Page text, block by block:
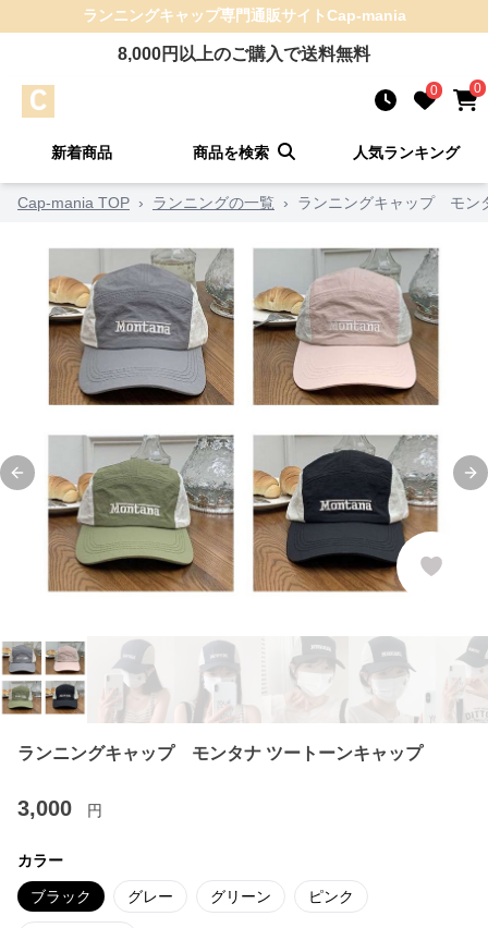
ランニングキャップ専門通販サイトCap-mania
8,000円以上のご購入で送料無料
0 0
新着商品 商品を検索 人気ランキング
Cap-mania TOP › ランニングの一覧 › ランニングキャップ モン
Previous slide
ランニングキャップ モンタナ ツートーンキャップ
3,000 円
カラー
ブラック グレー グリーン ピンク